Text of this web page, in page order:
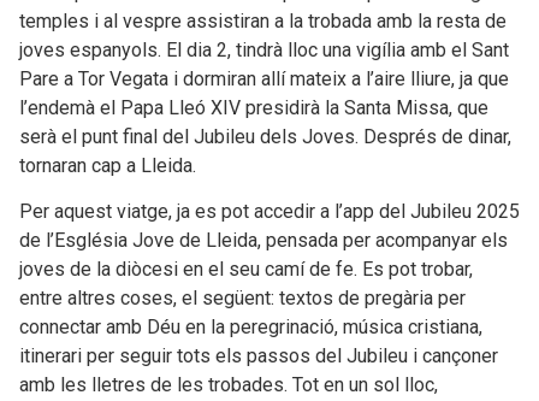
temples i al vespre assistiran a la trobada amb la resta de
joves espanyols. El dia 2, tindrà lloc una vigília amb el Sant
Pare a Tor Vegata i dormiran allí mateix a l’aire lliure, ja que
l’endemà el Papa Lleó XIV presidirà la Santa Missa, que
serà el punt final del Jubileu dels Joves. Després de dinar,
tornaran cap a Lleida.
Per aquest viatge, ja es pot accedir a l’app del Jubileu 2025
de l’Església Jove de Lleida, pensada per acompanyar els
joves de la diòcesi en el seu camí de fe. Es pot trobar,
entre altres coses, el següent: textos de pregària per
connectar amb Déu en la peregrinació, música cristiana,
itinerari per seguir tots els passos del Jubileu i cançoner
amb les lletres de les trobades. Tot en un sol lloc,